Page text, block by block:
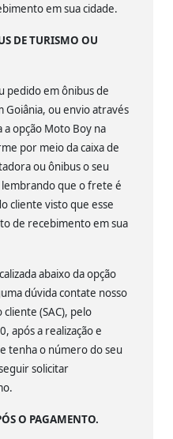
em sua cidade.
DE TURISMO OU
pedido em ônibus de
Goiânia, ou envio através
opção Moto Boy na
por meio da caixa de
ou ônibus o seu
que o frete é
cliente visto que esse
de recebimento em sua
abaixo da opção
dúvida contate nosso
(SAC), pelo
após a realização e
tenha o número do seu
solicitar
O PAGAMENTO.